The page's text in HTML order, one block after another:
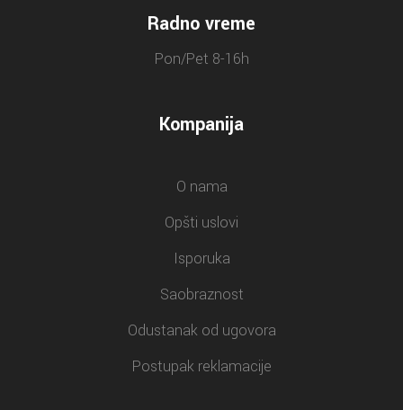
Radno vreme
Pon/Pet 8-16h
Kompanija
O nama
Opšti uslovi
Isporuka
Saobraznost
Odustanak od ugovora
Postupak reklamacije